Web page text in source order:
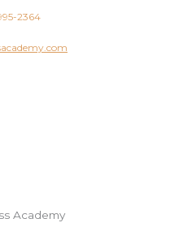
2364
Academy